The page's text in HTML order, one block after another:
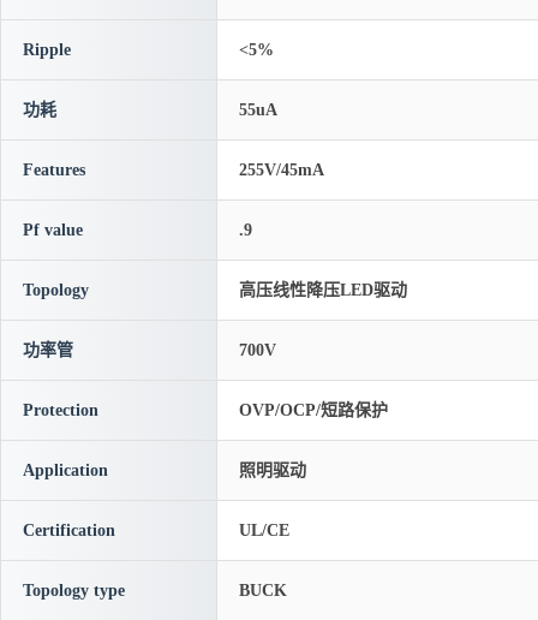
Ripple <5%
功耗 55uA
Features 255V/45mA
Pf value .9
Topology 高压线性降压LED驱动
功率管 700V
Protection OVP/OCP/短路保护
Application 照明驱动
Certification UL/CE
Topology type BUCK